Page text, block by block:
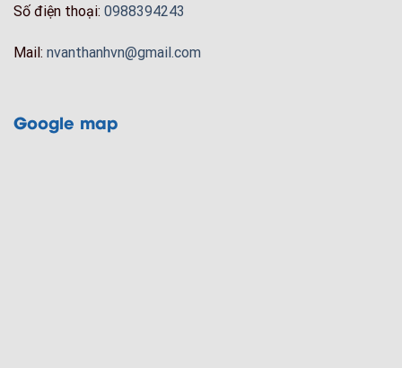
Số điện thoại: 0988394243
Mail: nvanthanhvn@gmail.com
Google map